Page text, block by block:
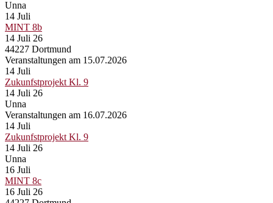
Unna
14 Juli
MINT 8b
14 Juli 26
44227 Dortmund
Veranstaltungen am 15.07.2026
14 Juli
Zukunfstprojekt Kl. 9
14 Juli 26
Unna
Veranstaltungen am 16.07.2026
14 Juli
Zukunfstprojekt Kl. 9
14 Juli 26
Unna
16 Juli
MINT 8c
16 Juli 26